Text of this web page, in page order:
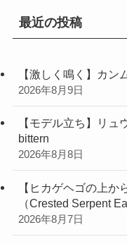
最近の投稿
【激しく鳴く】カ
2026年8月9日
【モデル立ち】リ
bittern
2026年8月8日
【ヒカゲヘゴの上か
（Crested Serpent
2026年8月7日